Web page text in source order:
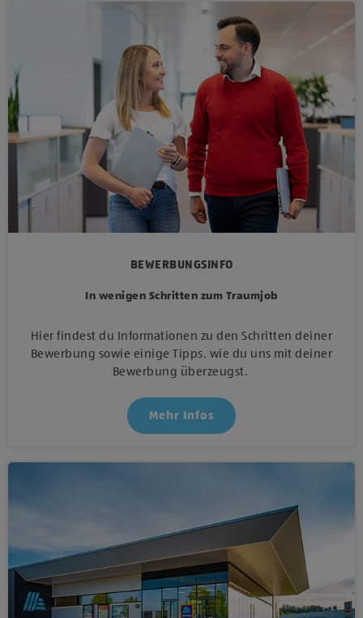
BEWERBUNGSINFO
In wenigen Schritten zum Traumjob
Hier findest du Informationen zu den Schritten deiner
Bewerbung sowie einige Tipps, wie du uns mit deiner
Bewerbung überzeugst.
Mehr Infos